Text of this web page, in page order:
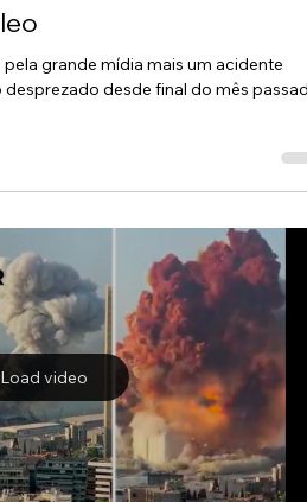
Load video
um Acidente
grande mídia mais um acidente
desde final do mês